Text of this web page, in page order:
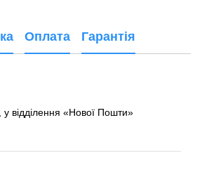
Оплата Гарантія
у відділення «Нової Пошти»